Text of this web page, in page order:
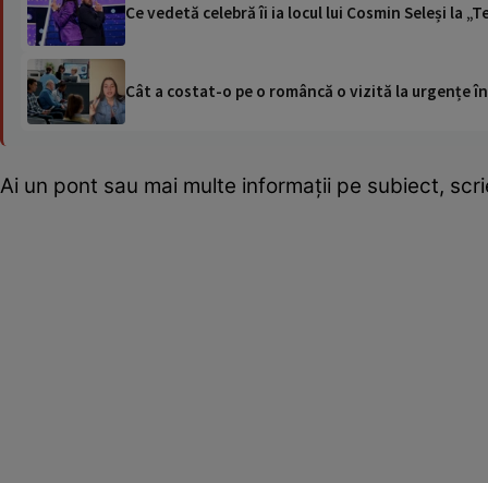
Ce vedetă celebră îi ia locul lui Cosmin Seleși la
Cât a costat-o pe o româncă o vizită la urgențe
Ai un pont sau mai multe informații pe subiect,